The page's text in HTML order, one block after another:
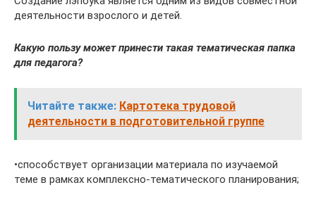
деятельности взрослого и детей.
Какую пользу может принести такая тематическая папка
для педагога?
Читайте также: Картотека трудовой
деятельности в подготовительной группе
•способствует организации материала по изучаемой
теме в рамках комплексно-тематического планирования;